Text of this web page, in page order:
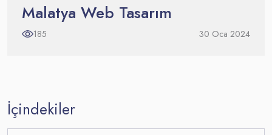
Malatya Web Tasarım
185 30 Oca 2024
İçindekiler